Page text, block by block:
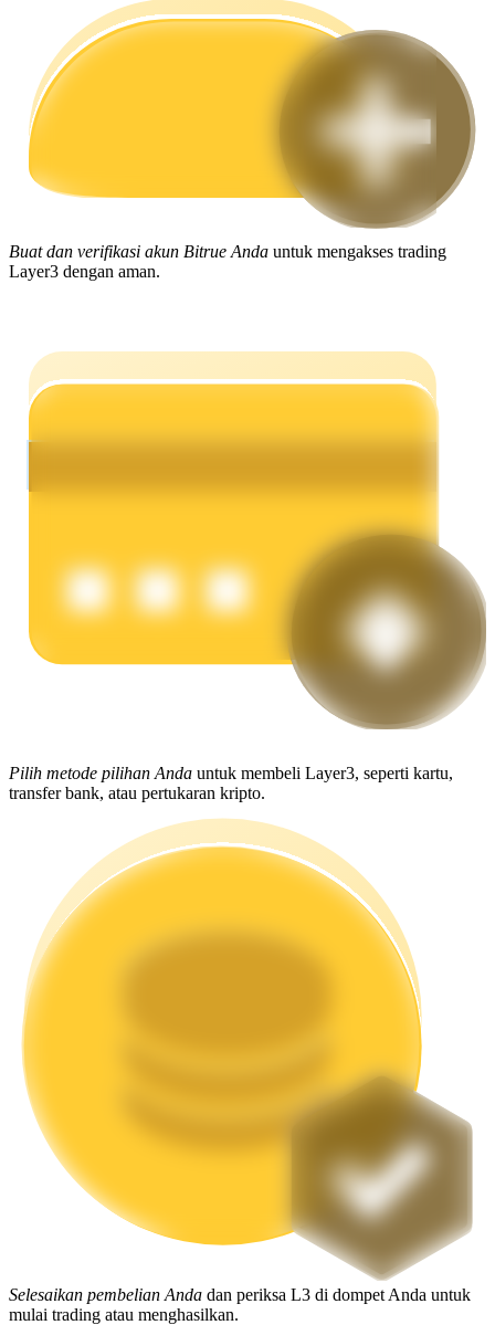
Pelajari cara untuk tetap menghasilkan keuntungan
Menghasilkan
Babi Kekuatan
Mempertaruhkan
Pengembalian tinggi & akses instan
Launchpool
Staking fleksibel untuk mendapatkan token populer
Buat dan verifikasi akun Bitrue Anda untuk mengakses trading
Layer3 dengan aman.
Pilih metode pilihan Anda untuk membeli Layer3, seperti kartu,
transfer bank, atau pertukaran kripto.
Selesaikan pembelian Anda dan periksa L3 di dompet Anda untuk
mulai trading atau menghasilkan.